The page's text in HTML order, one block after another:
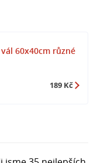
60x40cm různé
189 Kč